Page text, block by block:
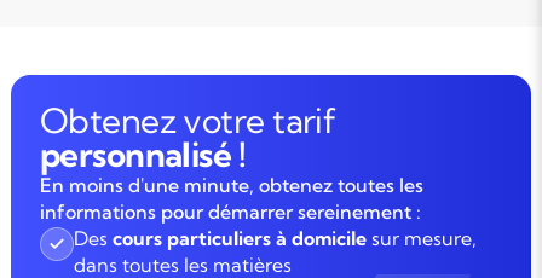
Obtenez votre tarif
personnalisé !
En moins d'une minute, obtenez toutes les
informations pour démarrer sereinement :
Des cours particuliers à domicilesur mesure,
dans toutes les matières